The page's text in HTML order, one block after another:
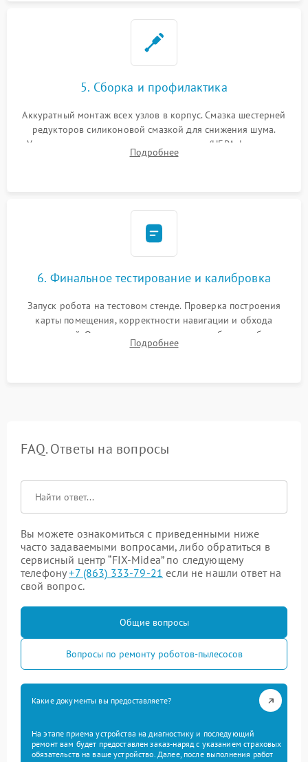
5. Сборка и профилактика
Аккуратный монтаж всех узлов в корпус. Смазка шестерней
редукторов силиконовой смазкой для снижения шума.
Установка новых расходных материалов (HEPA-фильтров,
микрофибры, щеток). Надежная фиксация разъемов и
Подробнее
6. Финальное тестирование и калибровка
Запуск робота на тестовом стенде. Проверка построения
карты помещения, корректности навигации и обхода
препятствий. Оценка силы всасывания и работы турбины.
Тестирование автоматического возврата на док-станцию и
Подробнее
FAQ. Ответы на вопросы
Вы можете ознакомиться с приведенными ниже
часто задаваемыми вопросами, либо обратиться в
сервисный центр “FIX-Midea” по следующему
телефону+7 (863) 333-79-21 если не нашли ответ на
свой вопрос.
Общие вопросы
Вопросы по ремонту роботов-пылесосов
Какие документы вы предоставляете?
На этапе приема устройства на диагностику и последующий
ремонт вам будет предоставлен заказ-наряд с указанием страховых
обязательств на ваше устройство. Далее, после выполнения работ